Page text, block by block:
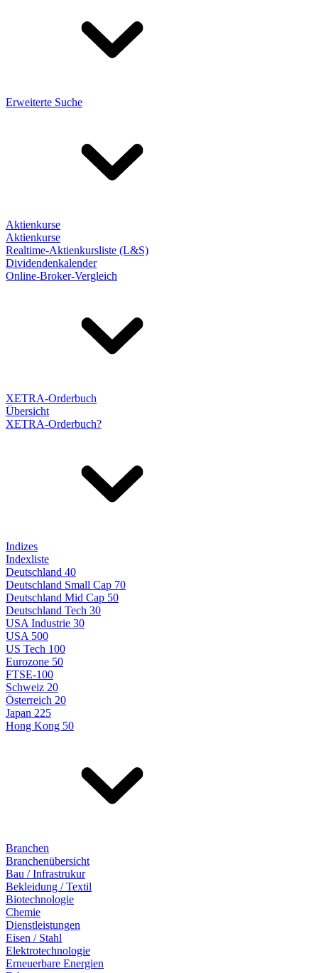
Erweiterte Suche
Aktienkurse
Aktienkurse
Realtime-Aktienkursliste (L&S)
Dividendenkalender
Online-Broker-Vergleich
XETRA-Orderbuch
Übersicht
XETRA-Orderbuch?
Indizes
Indexliste
Deutschland 40
Deutschland Small Cap 70
Deutschland Mid Cap 50
Deutschland Tech 30
USA Industrie 30
USA 500
US Tech 100
Eurozone 50
FTSE-100
Schweiz 20
Österreich 20
Japan 225
Hong Kong 50
Branchen
Branchenübersicht
Bau / Infrastrukur
Bekleidung / Textil
Biotechnologie
Chemie
Dienstleistungen
Eisen / Stahl
Elektrotechnologie
Erneuerbare Energien